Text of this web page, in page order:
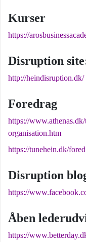
Kurser
https://
Disruption
http://heindisruption.dk/
Foredrag
https://
organisation.htm
https://tunehein.dk/
Disruption
https://
Åben
https://